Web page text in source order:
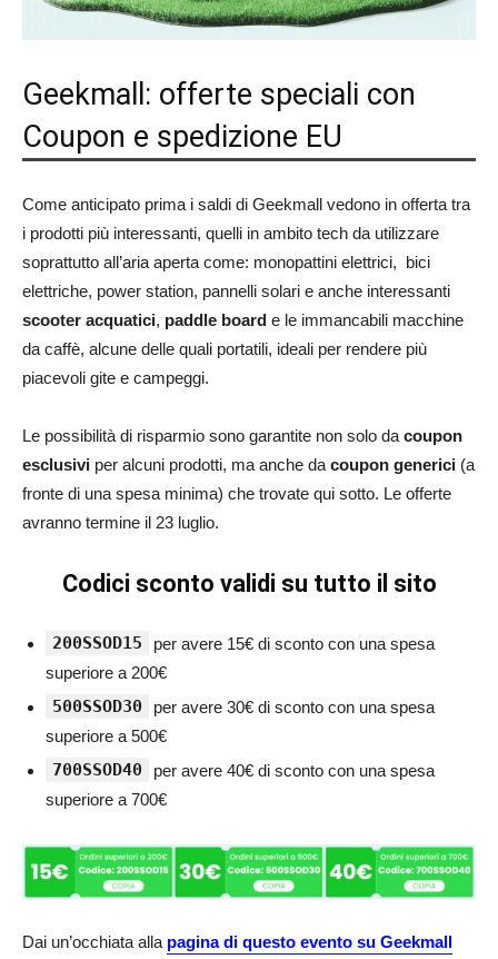
Geekmall: offerte speciali con
Coupon e spedizione EU
Come anticipato prima i saldi di Geekmall vedono in offerta tra
i prodotti più interessanti, quelli in ambito tech da utilizzare
soprattutto all’aria aperta come: monopattini elettrici, bici
elettriche, power station, pannelli solari e anche interessanti
scooter acquatici, paddle board e le immancabili macchine
da caffè, alcune delle quali portatili, ideali per rendere più
piacevoli gite e campeggi.
Le possibilità di risparmio sono garantite non solo da coupon
esclusivi per alcuni prodotti, ma anche da coupon generici (a
fronte di una spesa minima) che trovate qui sotto. Le offerte
avranno termine il 23 luglio.
Codici sconto validi su tutto il sito
200SSOD15
per avere 15€ di sconto con una spesa
superiore a 200€
500SSOD30
per avere 30€ di sconto con una spesa
superiore a 500€
700SSOD40
per avere 40€ di sconto con una spesa
superiore a 700€
Dai un’occhiata alla pagina di questo evento su Geekmall